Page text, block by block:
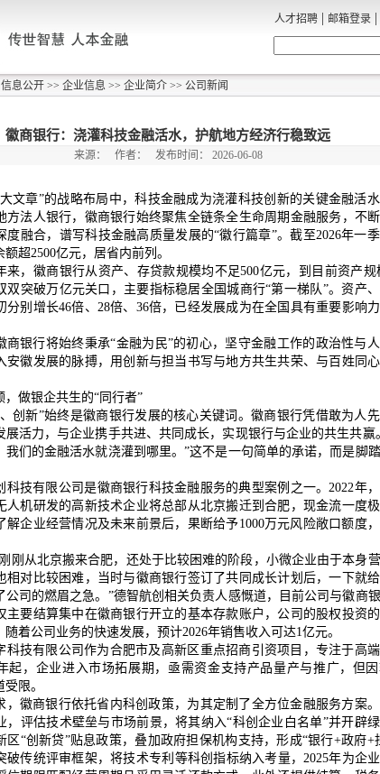
人才招聘 | 邮箱登录 |
信息公开 >> 企业信息 >> 企业简介 >> 公司新闻
徽商银行：浇灌科技金融活水，护航地方经济行稳致远
来源： 作者： 发布时间： 2026-06-08